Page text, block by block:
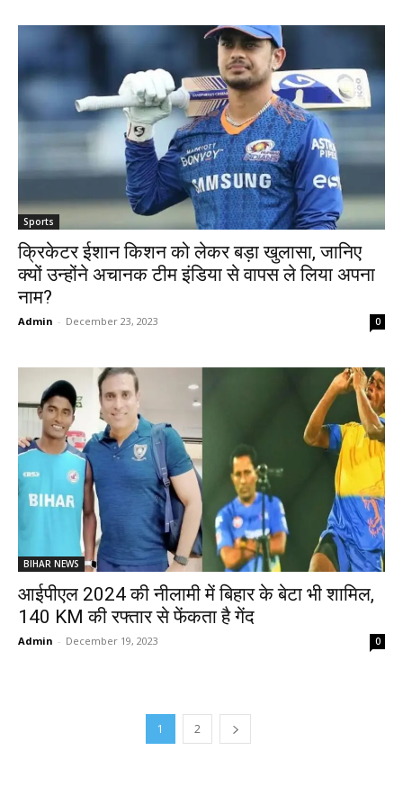
Sports
क्रिकेटर ईशान किशन को लेकर बड़ा खुलासा, जानिए
क्यों उन्होंने अचानक टीम इंडिया से वापस ले लिया अपना
नाम?
Admin - December 23, 2023 0
BIHAR NEWS
आईपीएल 2024 की नीलामी में बिहार के बेटा भी शामिल,
140 KM की रफ्तार से फेंकता है गेंद
Admin - December 19, 2023 0
1 2